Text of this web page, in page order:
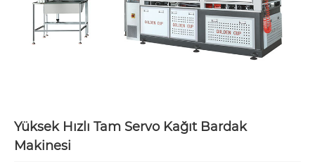
Yüksek Hızlı Tam Servo Kağıt Bardak
Makinesi